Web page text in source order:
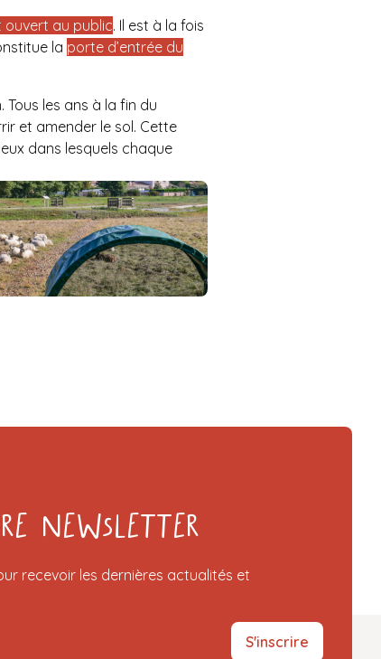
ouvert au public. Il est à la fois
la porte d’entrée du
les ans à la fin du
et amender le sol. Cette
dans lesquels chaque
Newsletter
recevoir les dernières actualités et
S'inscrire